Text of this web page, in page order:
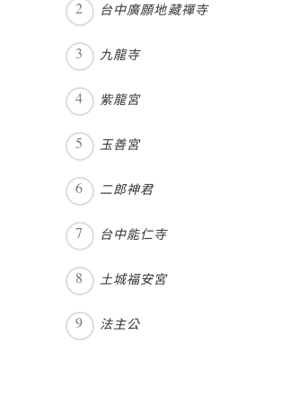
台中廣願地藏禪寺
九龍寺
紫龍宮
玉善宮
二郎神君
台中能仁寺
土城福安宮
法主公